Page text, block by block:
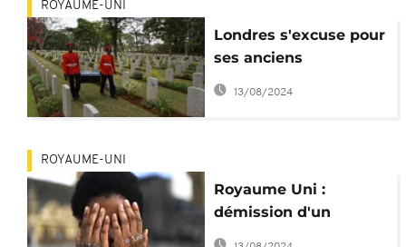
ROYAUME-UNI
Londres s'excuse pour
ses anciens
combattants victimes
13/08/2024
ROYAUME-UNI
Royaume Uni :
démission d'un
conseiller noir suite au